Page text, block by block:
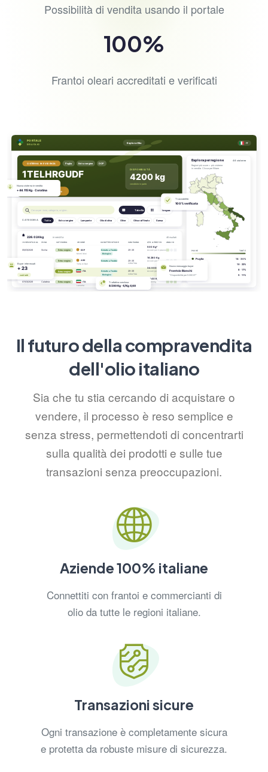
Possibilità di vendita usando il portale
100%
Frantoi oleari accreditati e verificati
Il futuro della compravendita
dell'olio italiano
Sia che tu stia cercando di acquistare o
vendere, il processo è reso semplice e
senza stress, permettendoti di concentrarti
sulla qualità dei prodotti e sulle tue
transazioni senza preoccupazioni.
Aziende 100% italiane
Connettiti con frantoi e commercianti di
olio da tutte le regioni italiane.
Transazioni sicure
Ogni transazione è completamente sicura
e protetta da robuste misure di sicurezza.